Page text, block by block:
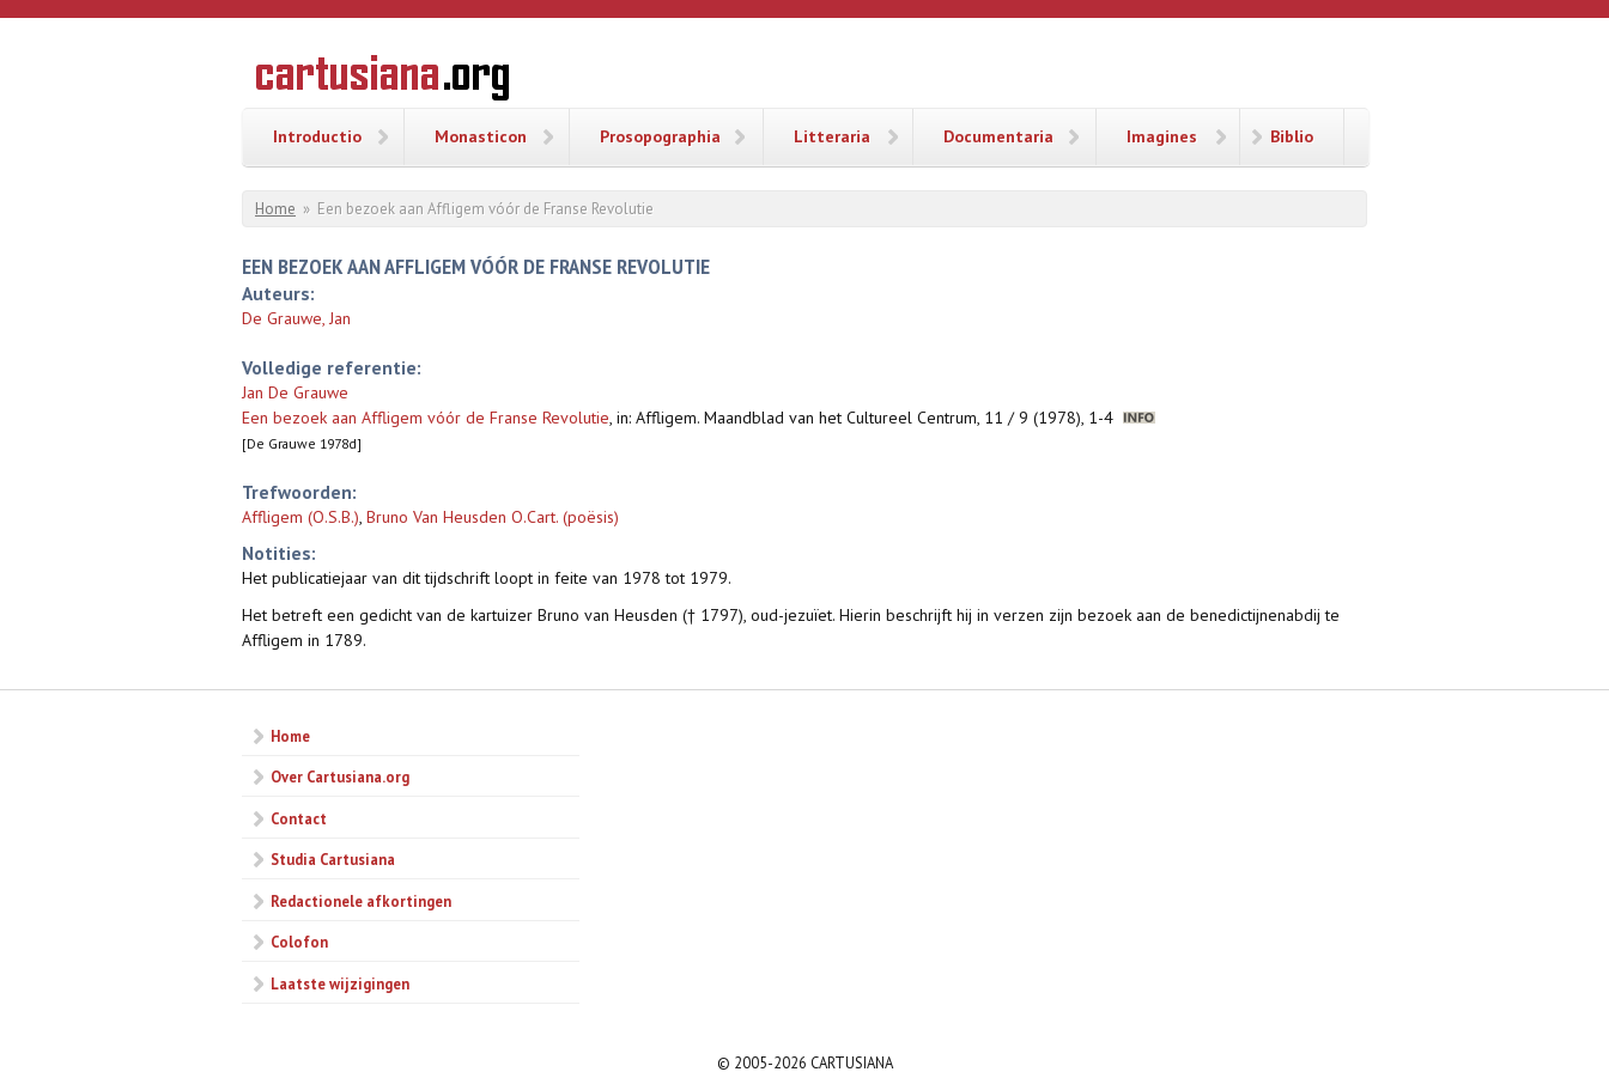
Overslaan en naar de inhoud gaan
CARTUSIANA
Geschiedenis
van de
Introductio Monasticon Prosopographia Litteraria Documentaria Imagines Biblio
U bent hier
Home » Een bezoek aan Affligem vóór de Franse Revolutie
EEN BEZOEK AAN AFFLIGEM VÓÓR DE FRANSE REVOLUTIE
Auteurs:
De Grauwe, Jan
Volledige referentie:
Jan De Grauwe
Een bezoek aan Affligem vóór de Franse Revolutie, in: Affligem. Maandblad van het Cultureel Centrum, 11 / 9 (1978), 1-4
[De Grauwe 1978d]
Trefwoorden:
Affligem (O.S.B.), Bruno Van Heusden O.Cart. (poësis)
Notities:
Het publicatiejaar van dit tijdschrift loopt in feite van 1978 tot 1979.
Het betreft een gedicht van de kartuizer Bruno van Heusden († 1797), oud-jezuïet. Hierin beschrijft hij in verzen zijn bezoek aan de benedictijnenabdij te
Affligem in 1789.
Home
Over Cartusiana.org
Contact
Studia Cartusiana
Redactionele afkortingen
Colofon
Laatste wijzigingen
© 2005-2026 CARTUSIANA